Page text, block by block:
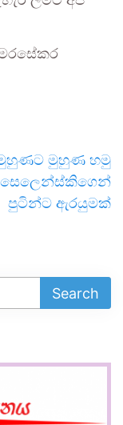
මුහුණ හමු
පුටින්ට ඇරයුමක්